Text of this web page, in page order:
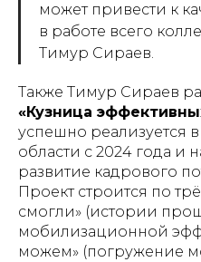
может привести к
в работе всего
Тимур Сираев.
Также Тимур Сираев
«Кузница
успешно реализуется
области с 2024 года и
развитие кадрового
Проект строится по
смогли» (истории
мобилизационной
можем» (погружение